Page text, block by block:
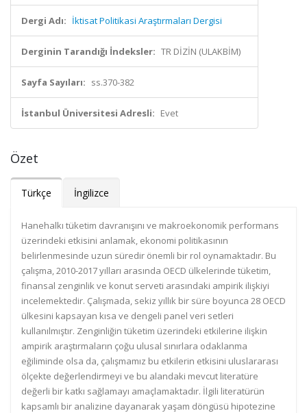
Dergi Adı: İktisat Politikasi Araştırmaları Dergisi
Derginin Tarandığı İndeksler: TR DİZİN (ULAKBİM)
Sayfa Sayıları: ss.370-382
İstanbul Üniversitesi Adresli: Evet
Özet
Türkçe İngilizce
Hanehalkı tüketim davranışını ve makroekonomik performans
üzerindeki etkisini anlamak, ekonomi politikasının
belirlenmesinde uzun süredir önemli bir rol oynamaktadır. Bu
çalışma, 2010-2017 yılları arasında OECD ülkelerinde tüketim,
finansal zenginlik ve konut serveti arasındaki ampirik ilişkiyi
incelemektedir. Çalışmada, sekiz yıllık bir süre boyunca 28 OECD
ülkesini kapsayan kısa ve dengeli panel veri setleri
kullanılmıştır. Zenginliğin tüketim üzerindeki etkilerine ilişkin
ampirik araştırmaların çoğu ulusal sınırlara odaklanma
eğiliminde olsa da, çalışmamız bu etkilerin etkisini uluslararası
ölçekte değerlendirmeyi ve bu alandaki mevcut literatüre
değerli bir katkı sağlamayı amaçlamaktadır. İlgili literatürün
kapsamlı bir analizine dayanarak yaşam döngüsü hipotezine